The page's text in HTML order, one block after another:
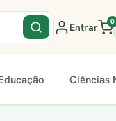
Entrar 0
Ciências